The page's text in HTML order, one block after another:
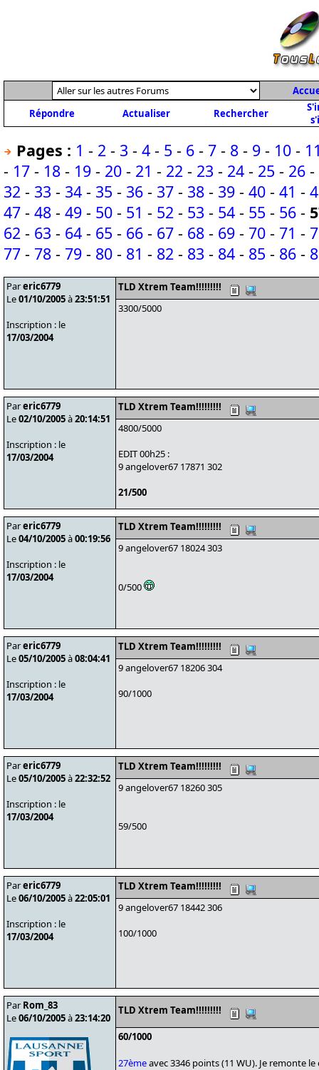
Répondre
Actualiser Rechercher
Pages : 1 - 2 - 3 - 4 - 5 - 6 - 7 - 8 - 9 - 10 -
- 17 - 18 - 19 - 20 - 21 - 22 - 23 - 24 - 25 - 26 -
32 - 33 - 34 - 35 - 36 - 37 - 38 - 39 - 40 - 41 -
47 - 48 - 49 - 50 - 51 - 52 - 53 - 54 - 55 - 56 -
62 - 63 - 64 - 65 - 66 - 67 - 68 - 69 - 70 - 71 -
77 - 78 - 79 - 80 - 81 - 82 - 83 - 84 - 85 - 86 -
Pareric6779
Le01/10/2005à23:51:51
Inscription : le
17/03/2004
TLD Xtrem Team!!!!!!!!!
3300/5000
Pareric6779
Le02/10/2005à20:14:51
Inscription : le
17/03/2004
TLD Xtrem Team!!!!!!!!!
4800/5000
EDIT 00h25 :
9 angelover67 17871 302
21/500
Pareric6779
Le04/10/2005à00:19:56
Inscription : le
17/03/2004
TLD Xtrem Team!!!!!!!!!
9 angelover67 18024 303
0/500
Pareric6779
Le05/10/2005à08:04:41
Inscription : le
17/03/2004
TLD Xtrem Team!!!!!!!!!
9 angelover67 18206 304
90/1000
Pareric6779
Le05/10/2005à22:32:52
Inscription : le
17/03/2004
TLD Xtrem Team!!!!!!!!!
9 angelover67 18260 305
59/500
Pareric6779
Le06/10/2005à22:05:01
Inscription : le
17/03/2004
TLD Xtrem Team!!!!!!!!!
9 angelover67 18442 306
100/1000
Par Rom_83
Le06/10/2005à23:14:20
TLD Xtrem Team!!!!!!!!!
60/1000
27èmeavec 3346 points (11 WU). Je remonte